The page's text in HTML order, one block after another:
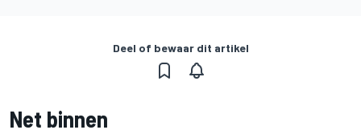
Deel of bewaar dit artikel
Net binnen